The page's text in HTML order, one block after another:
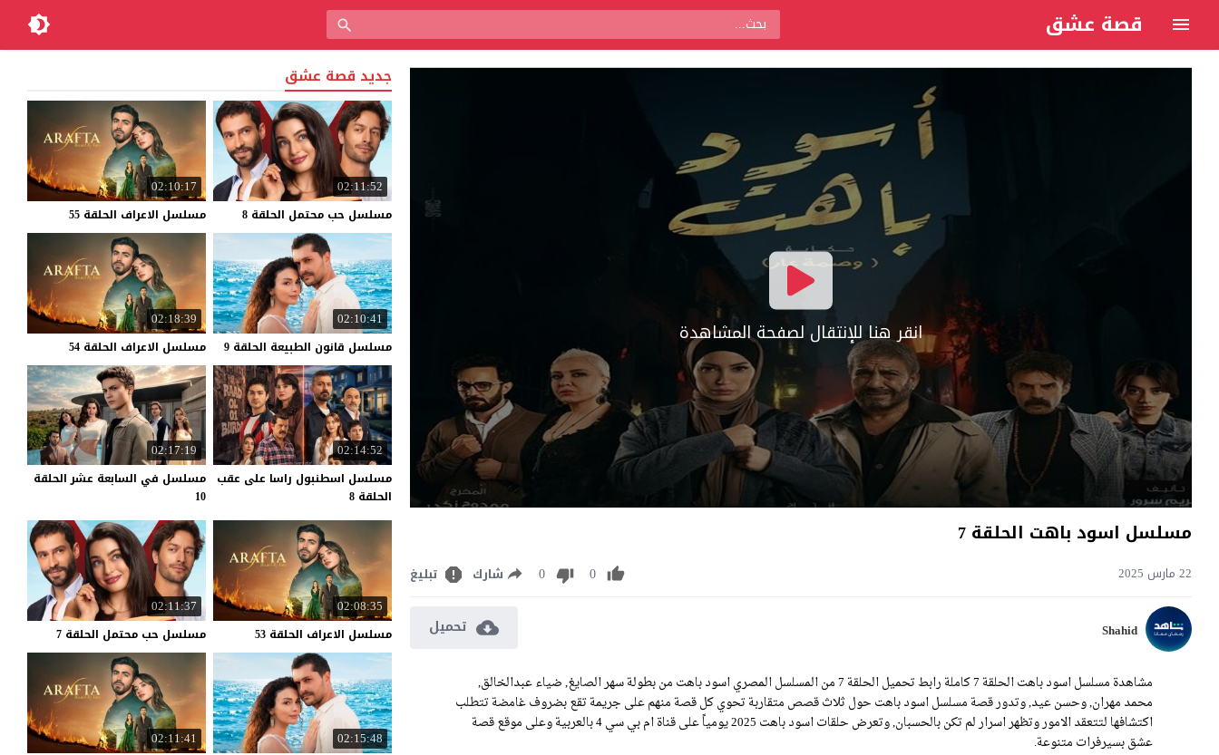
قصة عشق
انقر هنا للإنتقال لصفحة المشاهدة
مسلسل اسود باهت الحلقة 7
22 مارس 2025 0
0 شارك تبليغ
Shahid تحميل
مشاهدة مسلسل اسود باهت الحلقة 7 كاملة رابط تحميل الحلقة 7 من المسلسل المصري اسود باهت من بطولة سهر الصايغ, ضياء عبدالخالق,
محمد مهران, وحسن عيد, وتدور قصة مسلسل اسود باهت حول ثلاث قصص متقاربة تحوي كل قصة منهم على جريمة تقع بضروف غامضة تتطلب
اكتشافها لتتعقد الامور وتظهر اسرار لم تكن بالحسبان, وتعرض حلقات اسود باهت 2025 يومياً على قناة ام بي سي 4 بالعربية وعلى موقع قصة
عشق بسيرفرات متنوعة.
جديد قصة عشق
02:11:52
مسلسل حب محتمل الحلقة 8
02:10:17
مسلسل الاعراف الحلقة 55
02:10:41
مسلسل قانون الطبيعة الحلقة 9
02:18:39
مسلسل الاعراف الحلقة 54
02:14:52
مسلسل اسطنبول راسا على عقب
الحلقة 8
02:17:19
مسلسل في السابعة عشر الحلقة
10
02:08:35
مسلسل الاعراف الحلقة 53
02:11:37
مسلسل حب محتمل الحلقة 7
02:15:48
02:11:41